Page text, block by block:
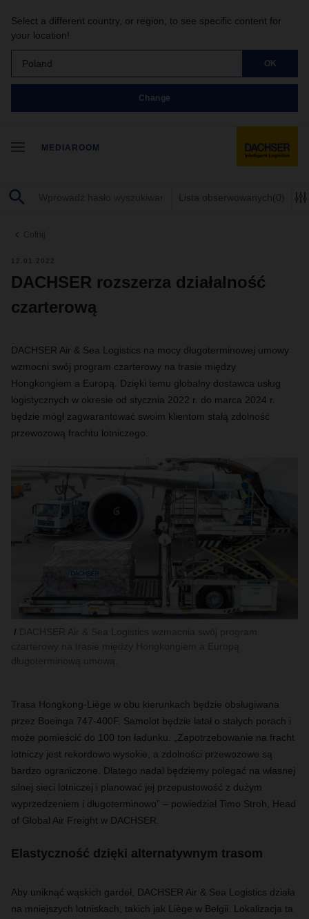
Select a different country, or region, to see specific content for
your location!
Poland OK
Change
MEDIAROOM
Lista obserwowanych (0)
Cofnij
12.01.2022
DACHSER rozszerza działalność
czarterową
DACHSER Air & Sea Logistics na mocy długoterminowej umowy
wzmocni swój program czarterowy na trasie między
Hongkongiem a Europą. Dzięki temu globalny dostawca usług
logistycznych w okresie od stycznia 2022 r. do marca 2024 r.
będzie mógł zagwarantować swoim klientom stałą zdolność
przewozową frachtu lotniczego.
Trasa Hongkong-Liège w obu kierunkach będzie obsługiwana
przez Boeinga 747-400F. Samolot będzie latał o stałych porach i
może pomieścić do 100 ton ładunku. „Zapotrzebowanie na fracht
lotniczy jest rekordowo wysokie, a zdolności przewozowe są
bardzo ograniczone. Dlatego nadal będziemy polegać na własnej
silnej sieci lotniczej i planować jej przepustowość z dużym
wyprzedzeniem i długoterminowo” – powiedział Timo Stroh, Head
of Global Air Freight w DACHSER.
Elastyczność dzięki alternatywnym trasom
Aby uniknąć wąskich gardeł, DACHSER Air & Sea Logistics działa
na mniejszych lotniskach, takich jak Liège w Belgii.
Lokalizacja ta